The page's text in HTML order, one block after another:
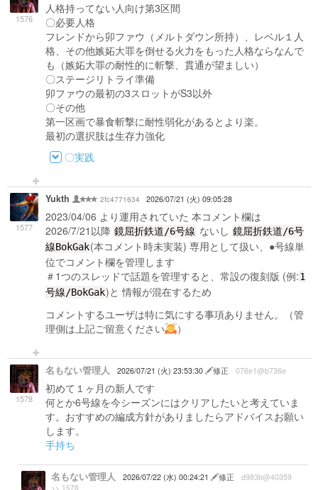
1576
人格持ってない人向け第3区間
〇必要人格
フレンドから卯ファウ（メルトダウン所持）、レベル１人
格、その他嫉妬大罪を倒せる火力をもった人格ならなんで
も（嫉妬大罪の耐性的に斬撃、貫通が望ましい）
〇ステージリトライ準備
卯ファウの最初の3スロットがS3以外
〇その他
第一区画で暴食斬撃に耐性弱化があるとより楽。
最初の選択肢は生存力強化
〇実践
1577
Yukth 2fc4771634 2026/07/21 (火) 09:05:28
2023/04/06 より運用されていた 本コメント欄は
2026/7/21以降 鏡屈折鉄道/6号線 ないし 鏡屈折鉄道/6号
線BokGak(本コメント時未実装) 専用として扱い、●号線単
位でコメント欄を管理します
＃1つのスレッドで話題を管理すると、常設の復刻版 (例:1
号線/BokGak)と 情報が混在するため
コメントするユーザは特に気にする事項ありません。（管
理側は上記ご留意ください
）
1578
名もない管理人 2026/07/21 (火) 23:53:30 修正 076e1@b736e
初めて１ヶ月の新人です
何とか6号線を今シーズンにはクリアしたいと考えていま
す。おすすめの編成方針がありましたらアドバイスお願い
します。
手持ち
名もない管理人 2026/07/22 (水) 00:24:21 修正 d983b@40359
>> 1578